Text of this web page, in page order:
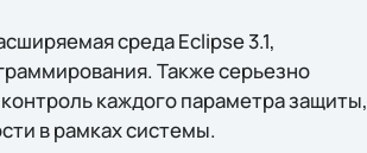
среда Eclipse 3.1,
Также серьезно
каждого параметра защиты,
в рамках системы.